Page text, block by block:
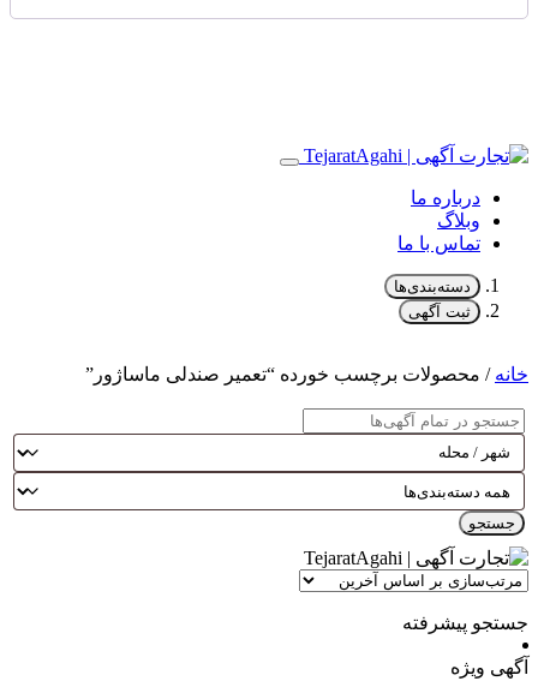
درباره ما
وبلاگ
تماس با ما
دسته‌بندی‌ها
ثبت آگهی
خانه / محصولات برچسب خورده “تعمیر صندلی ماساژور”
جستجو
جستجو پیشرفته
آگهی ویژه